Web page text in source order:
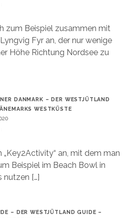
zum Beispiel zusammen mit
Fyr an, der nur wenige
Höhe Richtung Nordsee zu
DANMARK – DER WESTJÜTLAND
WESTKÜSTE
„Key2Activity“ an, mit dem man
Beispiel im Beach Bowl in
nutzen […]
– DER WESTJÜTLAND GUIDE –